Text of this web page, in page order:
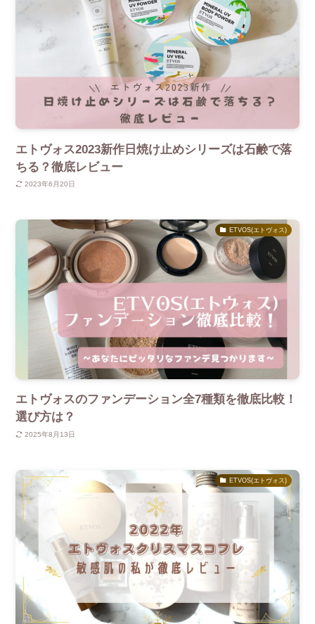
エトヴォス2023新作日焼け止めシリーズは石鹸で落
ちる？徹底レビュー
2023年6月20日
ETVOS(エトヴォス)
エトヴォスのファンデーション全7種類を徹底比較！
選び方は？
2025年8月13日
ETVOS(エトヴォス)